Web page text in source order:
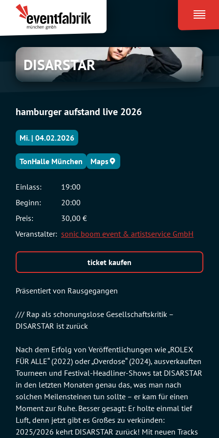
Inhalt
springen
Eventfabrik
München
DISARSTAR
DISARSTAR
hamburger aufstand live 2026
Präsentiert von Rausgegangen
/// Rap als schonungslose Gesellschaftskritik –
DISARSTAR ist zurück
Nach dem Erfolg von Veröffentlichungen wie „ROLEX
FÜR ALLE“ (2022) oder „Overdose“ (2024), ausverkauften
Tourneen und Festival-Headliner-Shows tat DISARSTAR
in den letzten Monaten genau das, was man nach
solchen Meilensteinen tun sollte – er kam für einen
Moment zur Ruhe. Besser gesagt: Er holte einmal tief
Luft, denn jetzt gibt es Großes zu verkünden:
2025/2026 kehrt DISARSTAR zurück! Mit neuen Tracks
Mi. | 04.02.2026
TonHalle München Maps
Einlass:
19:00
Beginn:
20:00
Preis:
30,00 €
Veranstalter: sonic boom event & artistservice GmbH
ticket kaufen